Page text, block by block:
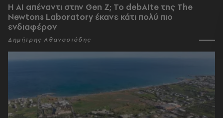
Η AI απέναντι στην Gen Z; Το debAIte της The
Newtons Laboratory έκανε κάτι πολύ πιο
ενδιαφέρον
Δημήτρης Αθανασιάδης